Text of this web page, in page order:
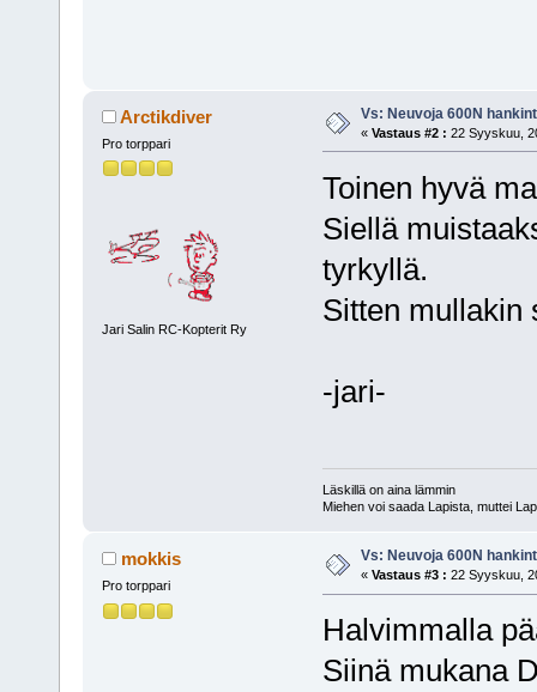
Arctikdiver
Pro torppari
Jari Salin RC-Kopterit Ry
Vs: Neuvoja 600N
« Vastaus #2 : 22 Syyskuu,
Toinen hyvä
Siellä
tyrkyllä.
Sitten mullakin
-jari-
Läskillä on aina lämmin
Miehen voi saada Lapista, muttei
mokkis
Pro torppari
Vs: Neuvoja 600N
« Vastaus #3 : 22 Syyskuu,
Halvimmalla
Siinä mukana